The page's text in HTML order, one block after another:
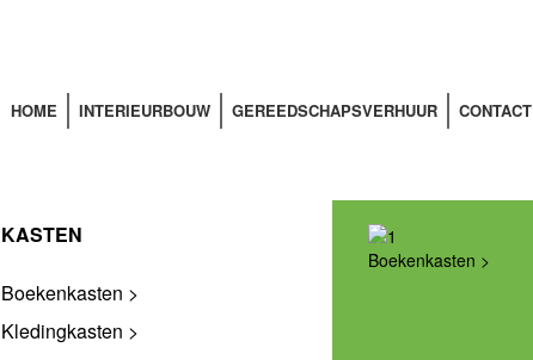
HOME INTERIEURBOUW GEREEDSCHAPSVERHUUR CONTACT
KASTEN
Boekenkasten
Kledingkasten
Boekenkasten